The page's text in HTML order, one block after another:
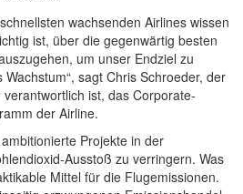
wachsenden Airlines wissen
ist, über die gegenwärtig besten
um unser Endziel zu
sagt Chris Schroeder, der
verantwortlich ist, das Corporate-
der Airline.
Projekte in der
Ausstoß zu verringern. Was
Mittel für die Flugemissionen.